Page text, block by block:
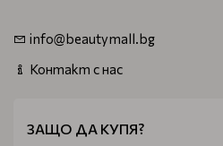
info@beautymall.bg
Контакт с нас
ЗАЩО ДА КУПЯ?